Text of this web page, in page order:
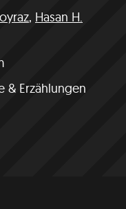
, Hasan H.
& Erzählungen